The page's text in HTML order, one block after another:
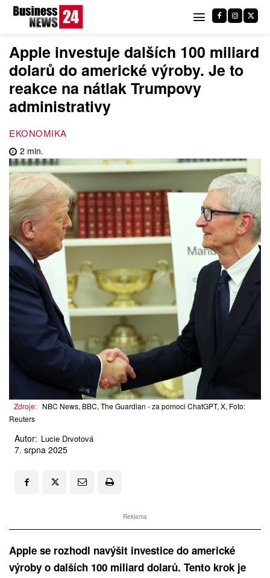
Apple investuje dalších 100 miliard
dolarů do americké výroby. Je to
reakce na nátlak Trumpovy
administrativy
EKONOMIKA
2 min.
Zdroje: NBC News, BBC, The Guardian - za pomoci ChatGPT, X, Foto:
Reuters
Autor: Lucie Drvotová
7. srpna 2025
Reklama
Apple se rozhodl navýšit investice do americké
výroby o dalších 100 miliard dolarů. Tento krok je